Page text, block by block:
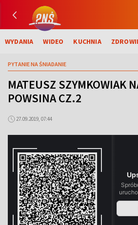
WYDANIA WIDEO KUCHNIA
PYTANIE NA ŚNIADANIE
MATEUSZ SZYMKOWIAK
POWSINA CZ.2
27.09.2019, 07:44